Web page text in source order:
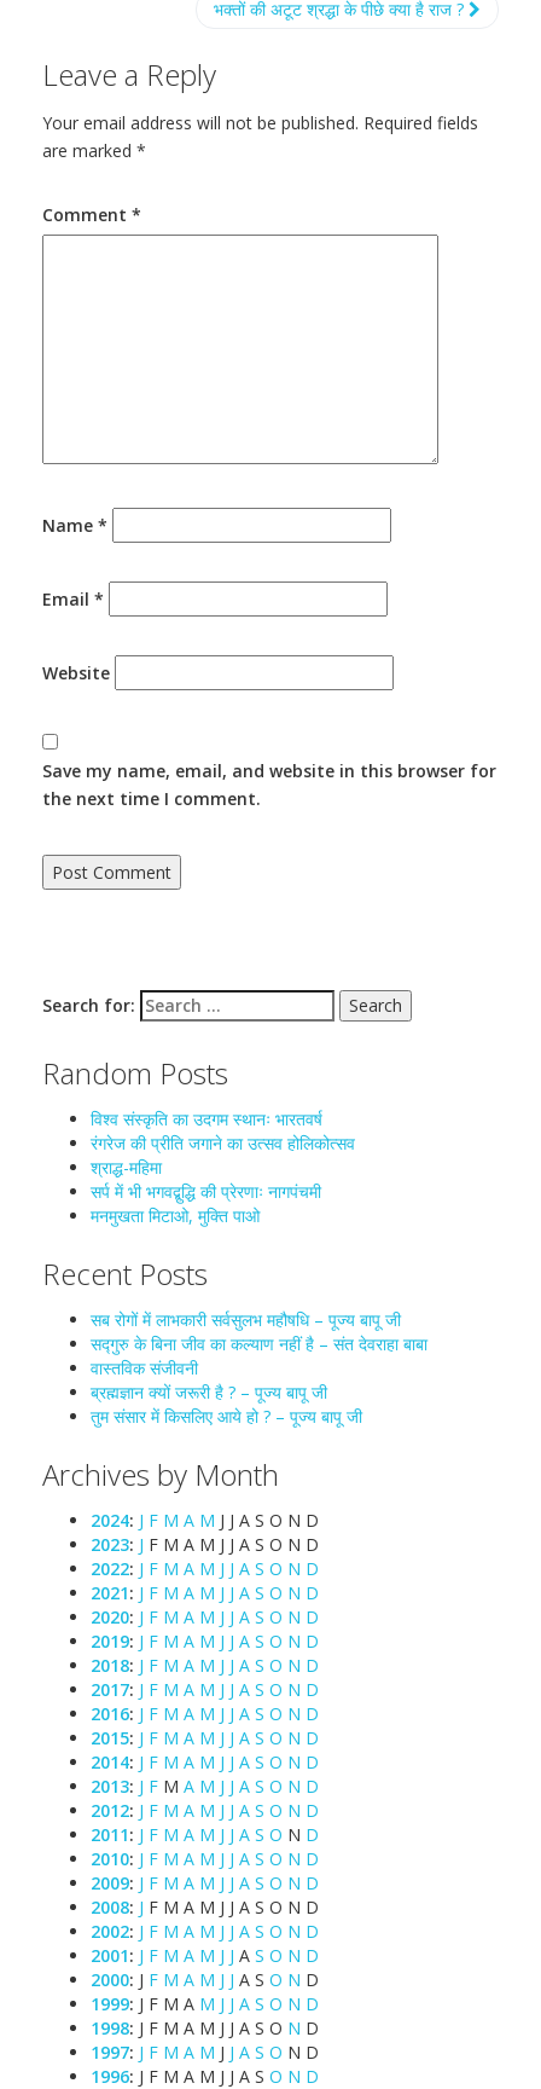
भक्तों की अटूट श्रद्धा के पीछे क्या है राज ?
Leave a Reply
Your email address will not be published. Required fields
are marked *
Comment *
Name *
Email *
Website
Save my name, email, and website in this browser for
the next time I comment.
Search for:
Random Posts
विश्व संस्कृति का उदगम स्थानः भारतवर्ष
रंगरेज की प्रीति जगाने का उत्सव होलिकोत्सव
श्राद्ध-महिमा
सर्प में भी भगवद्बुद्धि की प्रेरणाः नागपंचमी
मनमुखता मिटाओ, मुक्ति पाओ
Recent Posts
सब रोगों में लाभकारी सर्वसुलभ महौषधि – पूज्य बापू जी
सद्गुरु के बिना जीव का कल्याण नहीं है – संत देवराहा बाबा
वास्तविक संजीवनी
ब्रह्मज्ञान क्यों जरूरी है ? – पूज्य बापू जी
तुम संसार में किसलिए आये हो ? – पूज्य बापू जी
Archives by Month
2024: J F M A M J J A S O N D
2023: J F M A M J J A S O N D
2022: J F M A M J J A S O N D
2021: J F M A M J J A S O N D
2020: J F M A M J J A S O N D
2019: J F M A M J J A S O N D
2018: J F M A M J J A S O N D
2017: J F M A M J J A S O N D
2016: J F M A M J J A S O N D
2015: J F M A M J J A S O N D
2014: J F M A M J J A S O N D
2013: J F M A M J J A S O N D
2012: J F M A M J J A S O N D
2011: J F M A M J J A S O N D
2010: J F M A M J J A S O N D
2009: J F M A M J J A S O N D
2008: J F M A M J J A S O N D
2002: J F M A M J J A S O N D
2001: J F M A M J J A S O N D
2000: J F M A M J J A S O N D
1999: J F M A M J J A S O N D
1998: J F M A M J J A S O N D
1997: J F M A M J J A S O N D
1996: J F M A M J J A S O N D